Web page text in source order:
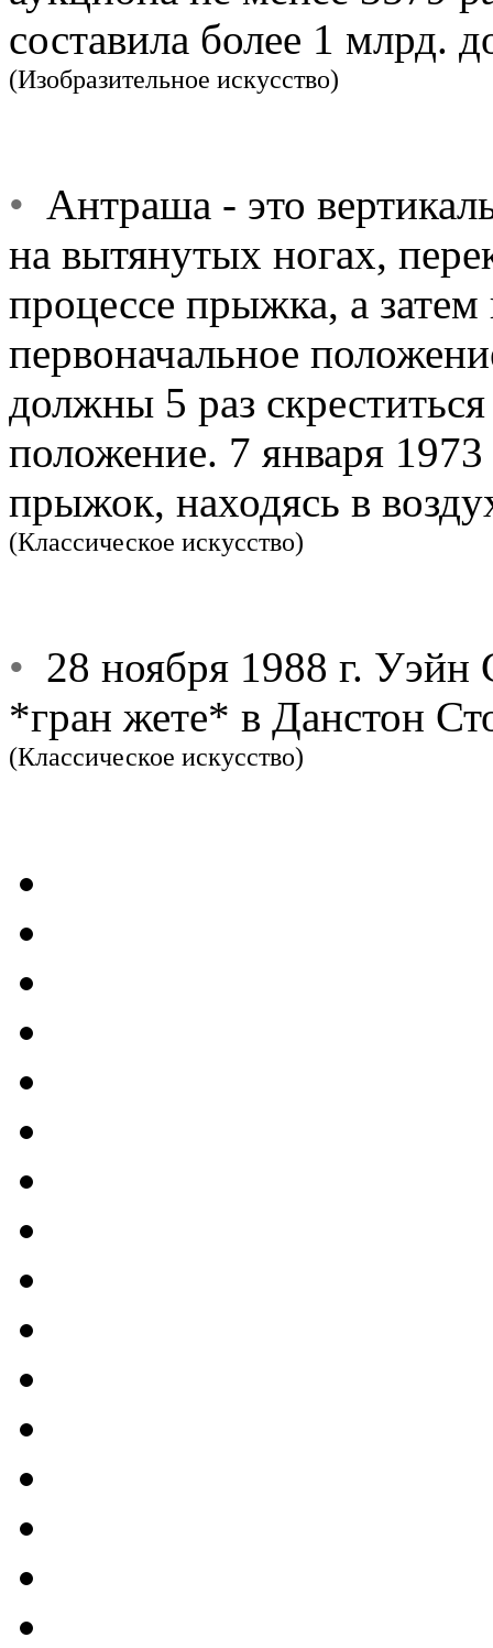
составила более 1 млрд.
(Изобразительное искусство)
• Антраша - это
на вытянутых ногах,
процессе прыжка, а
первоначальное
должны 5 раз
положение. 7 января
прыжок, находясь в
(Классическое искусство)
• 28 ноября 1988 г.
*гран жете* в Данстон
(Классическое искусство)